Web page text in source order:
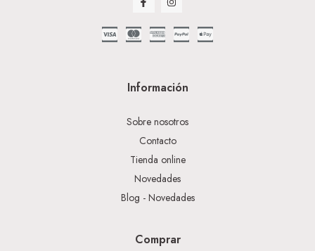
Información
Sobre nosotros
Contacto
Tienda online
Novedades
Blog - Novedades
Comprar